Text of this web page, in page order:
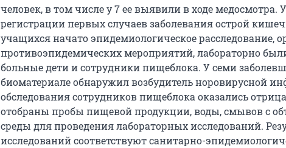
человек, в том числе у 7 ее выявили в ходе медосмотра.
регистрации первых случаев заболевания острой
учащихся начато эпидемиологическое расследование,
противоэпидемических мероприятий, лабораторно
больные дети и сотрудники пищеблока. У семи
биоматериале обнаружил возбудитель норовирусной
обследования сотрудников пищеблока оказались
отобраны пробы пищевой продукции, воды, смывов с
среды для проведения лабораторных исследований.
исследований соответствуют санитарно-